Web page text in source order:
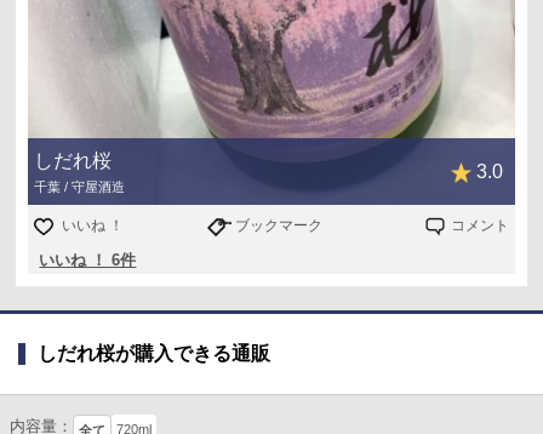
しだれ桜
千葉 / 守屋酒造
3.0
いいね ！ ブックマーク コメント
いいね ！ 6件
しだれ桜が購入できる通販
内容量： 全て 720ml